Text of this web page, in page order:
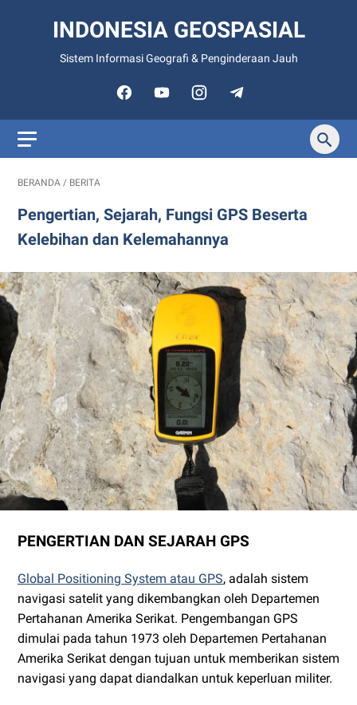
INDONESIA GEOSPASIAL
Sistem Informasi Geografi & Penginderaan Jauh
BERANDA / BERITA
Pengertian, Sejarah, Fungsi GPS Beserta
Kelebihan dan Kelemahannya
PENGERTIAN DAN SEJARAH GPS
Global Positioning System atau GPS, adalah sistem
navigasi satelit yang dikembangkan oleh Departemen
Pertahanan Amerika Serikat. Pengembangan GPS
dimulai pada tahun 1973 oleh Departemen Pertahanan
Amerika Serikat dengan tujuan untuk memberikan sistem
navigasi yang dapat diandalkan untuk keperluan militer.